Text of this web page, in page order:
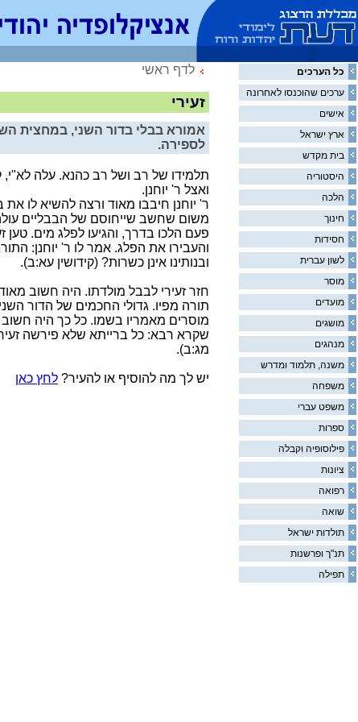
כל הערכים
ערכים שהוכנסו לאחרונה
אישים
ארץ ישראל
בית מקדש
היסטוריה
הלכה
חינוך
חסידות
לשון עברית
מוסר
מועדים
מושגים
מנהגים
משנה, תלמוד ומדרש
משפחה
משפט עברי
ספרות
פילוסופיה וקבלה
ציונות
רפואה
שואה
תולדות ישראל
תנ"ך ופרשנות
תפילה
לדף ראשי
זעירי
אמורא בבלי בדור השני, במחצית
לספירה.
תלמידו של רב ושל רב כהנא. עלה
ואצל ר' יוחנן.
ר' יוחנן חיבבו מאוד ורצה להשיא לו
משום שחשב שייחוסם של הבבליים
פעם הלכו בדרך, והגיעו לפלג מים. טען
והעבירו את הפלג. אמר לו ר' יוחנן:
ובנותינו אינן כשרות? (קידושין עא:ב).
חזר זעירי לבבל מולדתו. היה חשוב
תורה מפיו. גדולי החכמים של הדור
מוסרים מאמריו בשמו. כל כך היה חשוב
שקרא רבא: כל ברייתא שלא פירשה
מג:ב).
יש לך מה להוסיף או להעיר? לחץ כאן